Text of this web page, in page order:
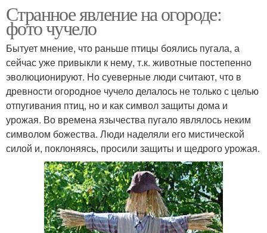
Странное явление на огороде:
фото чучело
Бытует мнение, что раньше птицы боялись пугала, а
сейчас уже привыкли к нему, т.к. животные постепенно
эволюционируют. Но суеверные люди считают, что в
древности огородное чучело делалось не только с целью
отпугивания птиц, но и как символ защиты дома и
урожая. Во времена язычества пугало являлось неким
символом божества. Люди наделяли его мистической
силой и, поклоняясь, просили защиты и щедрого урожая.